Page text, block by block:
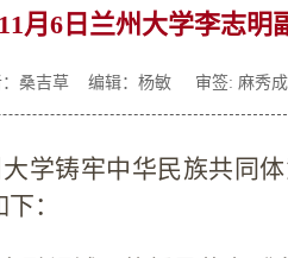
11月6日兰州大学李志明
：桑吉草 编辑：杨敏 审签: 麻秀
学铸牢中华民族共同
：